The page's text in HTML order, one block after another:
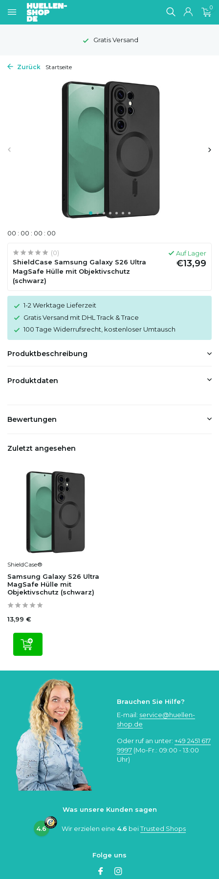
0
Gratis Versand
Zurück Startseite
00 : 00 : 00 : 00
(0)
ShieldCase Samsung Galaxy S26 Ultra
MagSafe Hülle mit Objektivschutz
(schwarz)
Auf Lager
€13,99
1-2 Werktage Lieferzeit
Gratis Versand mit DHL Track & Trace
100 Tage Widerrufsrecht, kostenloser Umtausch
Produktbeschreibung
Produktdaten
Bewertungen
Zuletzt angesehen
ShieldCase®
Samsung Galaxy S26 Ultra
MagSafe Hülle mit
Objektivschutz (schwarz)
13,99 €
Brauchen Sie Hilfe?
E-mail: service@huellen-
shop.de
Oder ruf an unter: +49 2451 617
9997 (Mo-Fr.: 09:00 - 13:00
Uhr)
Was unsere Kunden sagen
4.6 Wir erzielen eine 4.6 beiTrusted Shops
Folge uns